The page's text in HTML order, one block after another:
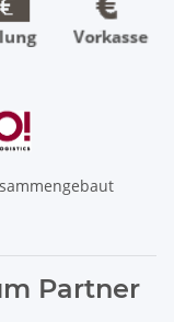
Partner